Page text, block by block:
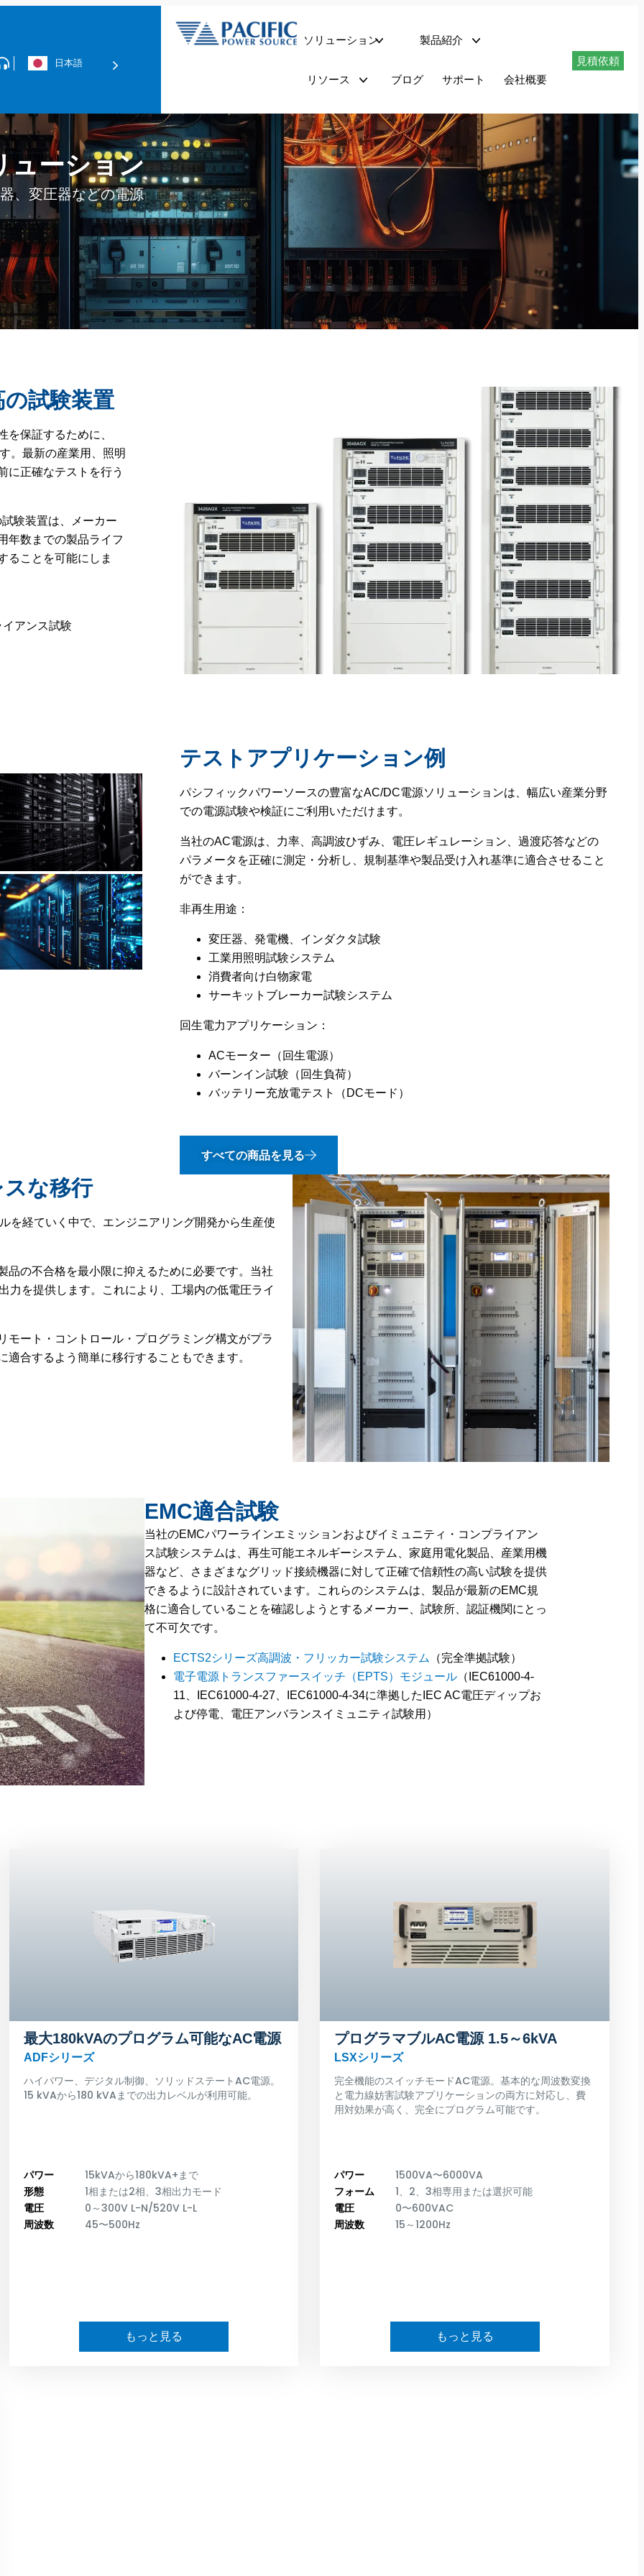
日本語
ソリューション 製品紹介
リソース ブログ サポート 会社概要
見積依頼
ューション
、変圧器などの電源
試験装置
保証するために、
。最新の産業用、照明
に正確なテストを行う
験装置は、メーカー
年数までの製品ライフ
ることを可能にしま
アンス試験
テストアプリケーション例
パシフィックパワーソースの豊富なAC/DC電源ソリューションは、幅広い産業分野
での電源試験や検証にご利用いただけます。
当社のAC電源は、力率、高調波ひずみ、電圧レギュレーション、過渡応答などの
パラメータを正確に測定・分析し、規制基準や製品受け入れ基準に適合させること
ができます。
非再生用途：
変圧器、発電機、インダクタ試験
工業用照明試験システム
消費者向け白物家電
サーキットブレーカー試験システム
回生電力アプリケーション：
ACモーター（回生電源）
バーンイン試験（回生負荷）
バッテリー充放電テスト（DCモード）
すべての商品を見る
な移行
を経ていく中で、エンジニアリング開発から生産使
の不合格を最小限に抑えるために必要です。当社
力を提供します。これにより、工場内の低電圧ライ
ート・コントロール・プログラミング構文がプラ
合するよう簡単に移行することもできます。
EMC適合試験
当社のEMCパワーラインエミッションおよびイミュニティ・コンプライアン
ス試験システムは、再生可能エネルギーシステム、家庭用電化製品、産業用機
器など、さまざまなグリッド接続機器に対して正確で信頼性の高い試験を提供
できるように設計されています。これらのシステムは、製品が最新のEMC規
格に適合していることを確認しようとするメーカー、試験所、認証機関にとっ
て不可欠です。
ECTS2シリーズ高調波・フリッカー試験システム
（完全準拠試験）
電子電源トランスファースイッチ（EPTS）モジュール （IEC61000-4-
11、IEC61000-4-27、IEC61000-4-34に準拠したIEC AC電圧ディップお
よび停電、電圧アンバランスイミュニティ試験用）
最大180kVAのプログラム可能なAC電源
ADFシリーズ
ハイパワー、デジタル制御、ソリッドステートAC電源。
15 kVAから180 kVAまでの出力レベルが利用可能。
パワー
15kVAから180kVA+まで
形態
1相または2相、3相出力モード
電圧
0～300V L-N/520V L-L
周波数
45〜500Hz
もっと見る
プログラマブルAC電源 1.5～6kVA
LSXシリーズ
完全機能のスイッチモードAC電源。基本的な周波数変換
と電力線妨害試験アプリケーションの両方に対応し、費
用対効果が高く、完全にプログラム可能です。
パワー
1500VA〜6000VA
フォーム
1、2、3相専用または選択可能
電圧
0〜600VAC
周波数
15～1200Hz
もっと見る